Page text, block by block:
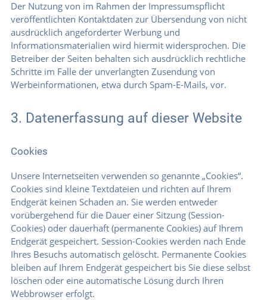
Der Nutzung von im Rahmen der Impressumspflicht
veröffentlichten Kontaktdaten zur Übersendung von nicht
ausdrücklich angeforderter Werbung und
Informationsmaterialien wird hiermit widersprochen. Die
Betreiber der Seiten behalten sich ausdrücklich rechtliche
Schritte im Falle der unverlangten Zusendung von
Werbeinformationen, etwa durch Spam-E-Mails, vor.
3. Datenerfassung auf dieser Website
Cookies
Unsere Internetseiten verwenden so genannte „Cookies“.
Cookies sind kleine Textdateien und richten auf Ihrem
Endgerät keinen Schaden an. Sie werden entweder
vorübergehend für die Dauer einer Sitzung (Session-
Cookies) oder dauerhaft (permanente Cookies) auf Ihrem
Endgerät gespeichert. Session-Cookies werden nach Ende
Ihres Besuchs automatisch gelöscht. Permanente Cookies
bleiben auf Ihrem Endgerät gespeichert bis Sie diese selbst
löschen oder eine automatische Lösung durch Ihren
Webbrowser erfolgt.